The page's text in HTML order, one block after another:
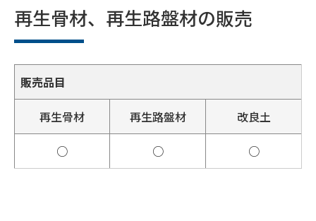
再生骨材、再生路盤材の販売
販売品目
再生骨材 再生路盤材 改良土
○ ○ ○